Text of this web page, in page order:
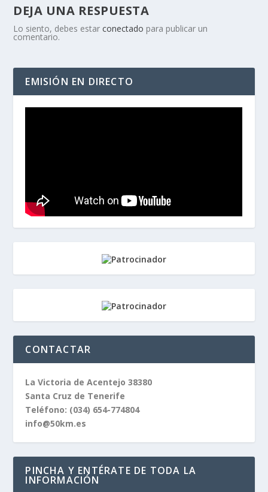
DEJA UNA RESPUESTA
Lo siento, debes estarconectado para publicar un
comentario.
EMISIÓN EN DIRECTO
CONTACTAR
La Victoria de Acentejo 38380
Santa Cruz de Tenerife
Teléfono: (034) 654-774804
info@50km.es
PINCHA Y ENTÉRATE DE TODA LA
INFORMACIÓN